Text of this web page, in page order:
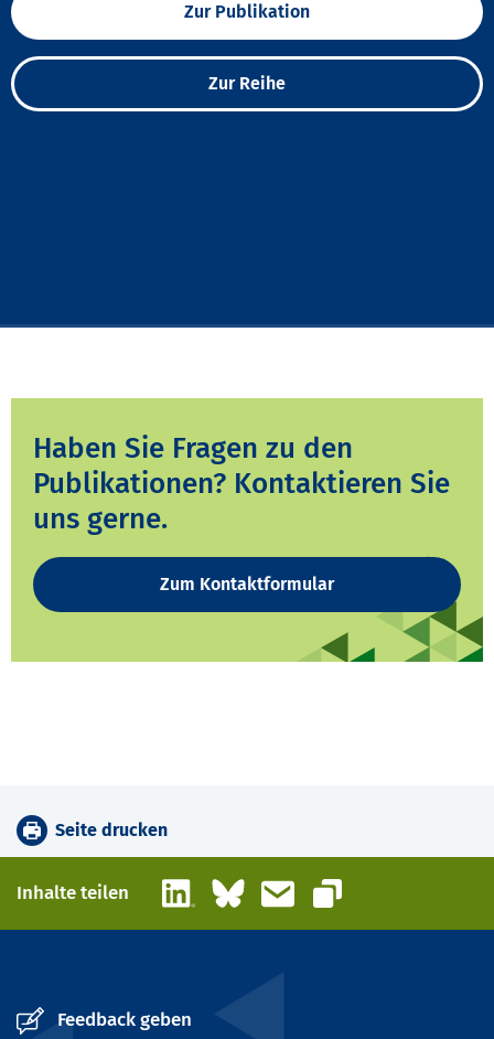
Zur Publikation
Zur Reihe
Haben Sie Fragen zu den
Publikationen? Kontaktieren Sie
uns gerne.
Zum Kontaktformular
Seite drucken
Inhalte teilen LinkedInBlueskyE-Mail
Link kopieren
Feedback geben